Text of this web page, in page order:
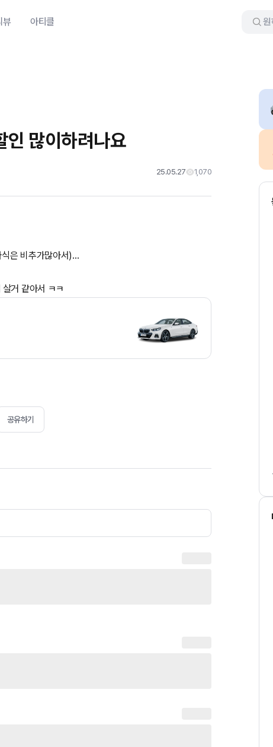
뷰 아티클
인 많이하려나요
25.05.27 1,070
은 비추가많아서)...
거 같아서 ㅋㅋ
공유하기